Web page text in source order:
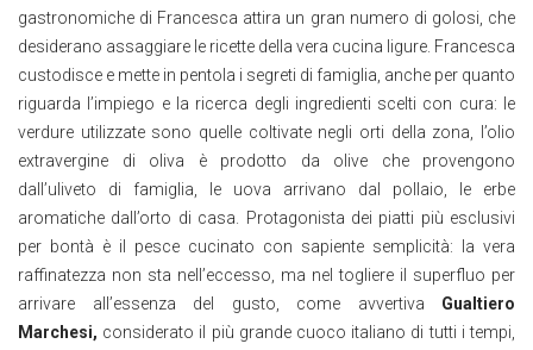
gastronomiche di Francesca attira un gran numero di golosi, che
desiderano assaggiare le ricette della vera cucina ligure. Francesca
custodisce e mette in pentola i segreti di famiglia, anche per quanto
riguarda l’impiego e la ricerca degli ingredienti scelti con cura: le
verdure utilizzate sono quelle coltivate negli orti della zona, l’olio
extravergine di oliva è prodotto da olive che provengono
dall’uliveto di famiglia, le uova arrivano dal pollaio, le erbe
aromatiche dall’orto di casa. Protagonista dei piatti più esclusivi
per bontà è il pesce cucinato con sapiente semplicità: la vera
raffinatezza non sta nell’eccesso, ma nel togliere il superfluo per
arrivare all’essenza del gusto, come avvertiva Gualtiero
Marchesi, considerato il più grande cuoco italiano di tutti i tempi,